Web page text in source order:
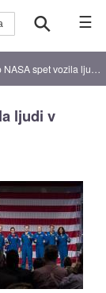
☰
spet vozila ljudi v vesolje
ljudi v